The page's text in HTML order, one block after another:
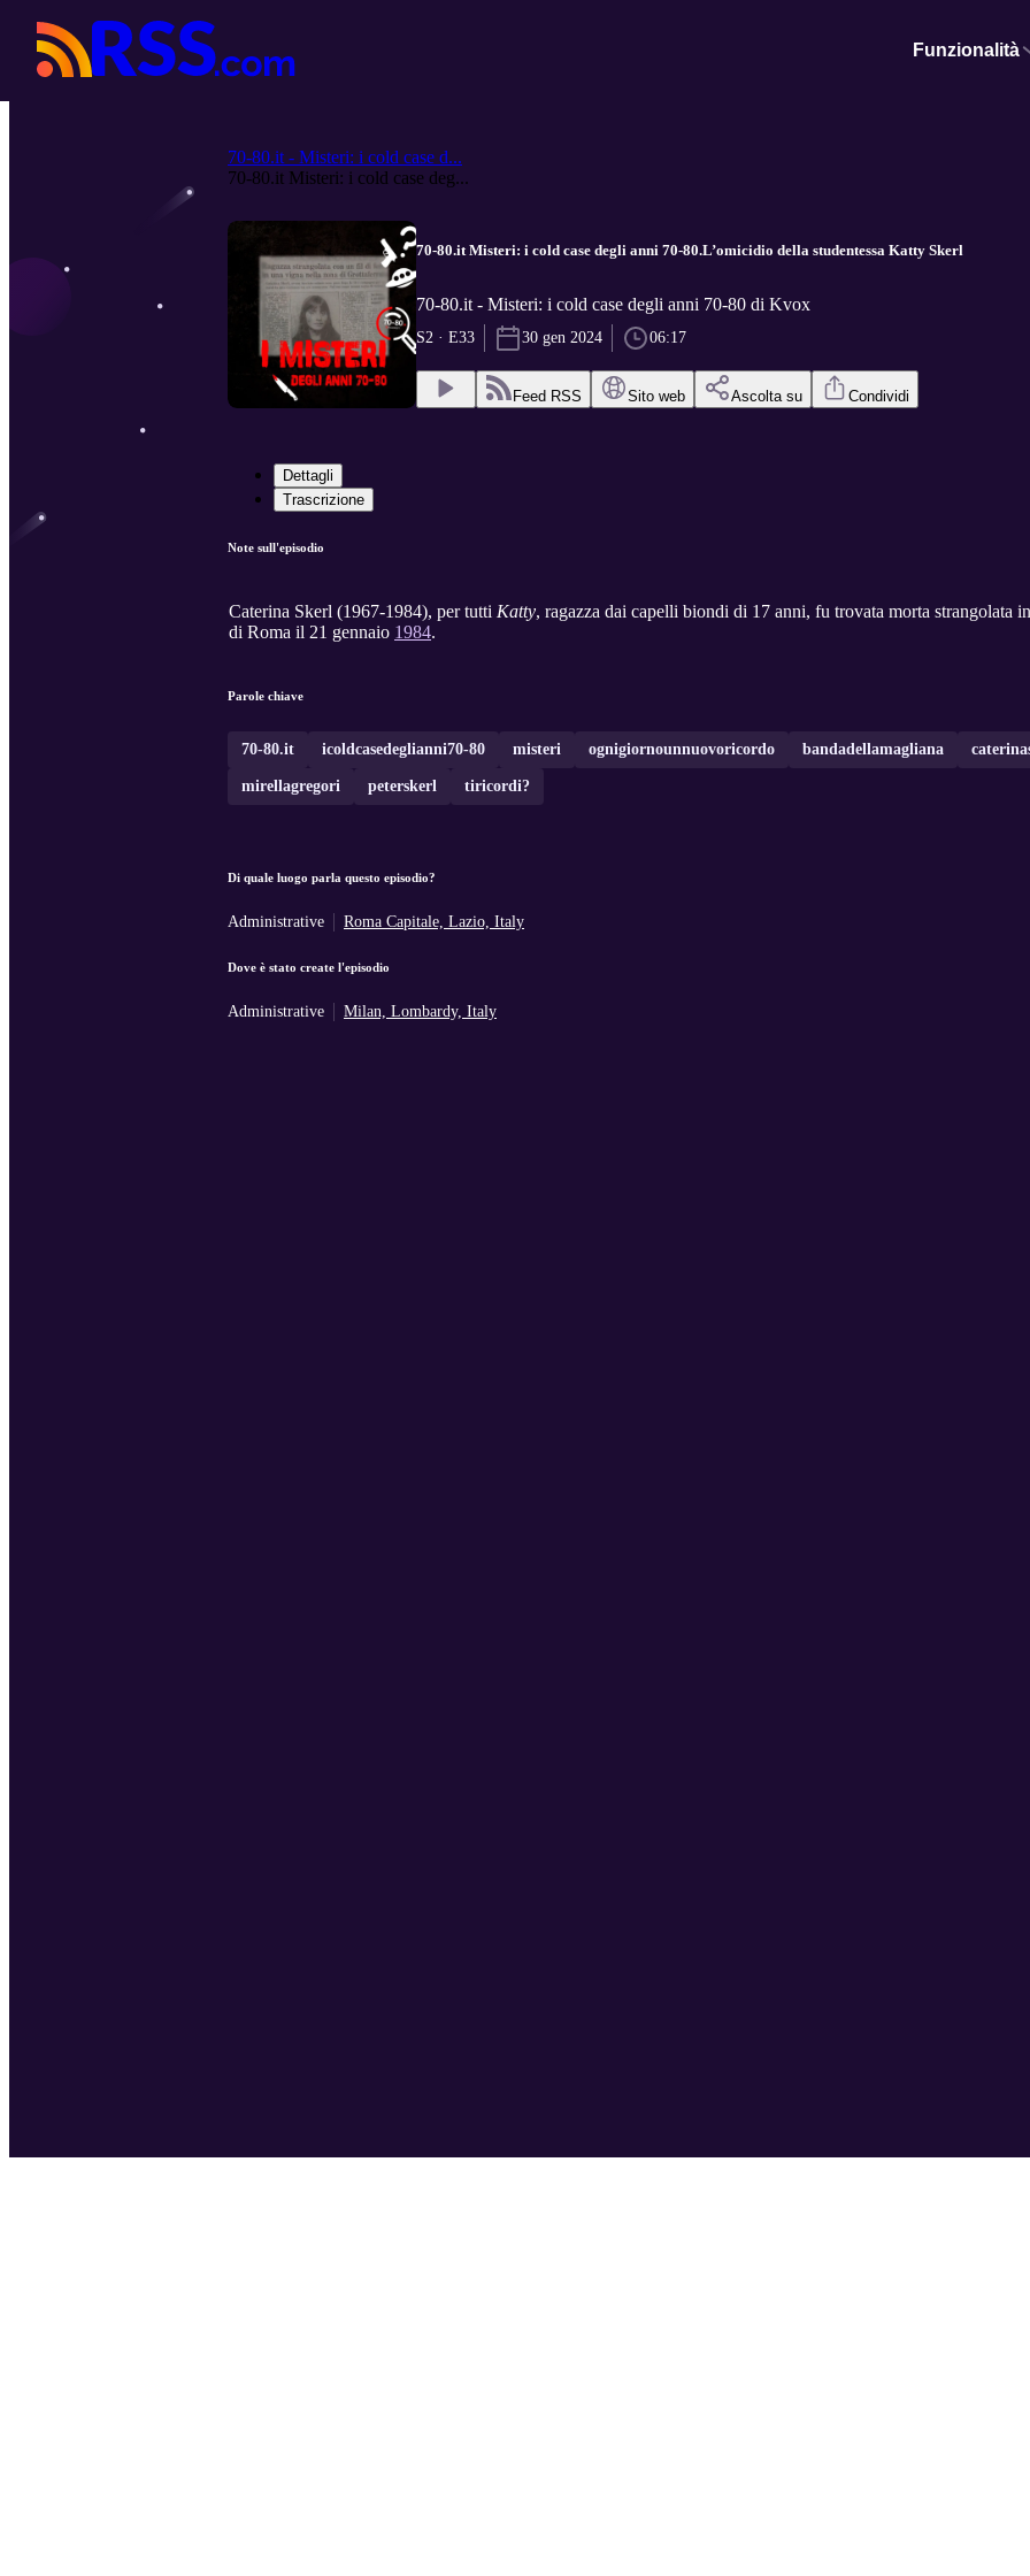
Funzionalità
70-80.it - Misteri: i cold case d...
70-80.it Misteri: i cold case deg...
70-80.it Misteri: i cold case degli anni 70-80.L’omicidio della studentessa Katty Skerl
70-80.it - Misteri: i cold case degli anni 70-80 di Kvox
S2 · E33 30 gen 2024 06:17
Feed RSS Sito web Ascolta su Condividi
Dettagli
Trascrizione
Note sull'episodio
Caterina Skerl (1967-1984), per tutti Katty, ragazza dai capelli biondi di 17 anni, fu trovata morta strangolata
di Roma il 21 gennaio 1984.
Parole chiave
70-80.it icoldcasedeglianni70-80 misteri ognigiornounnuovoricordo bandadellamagliana
mirellagregori peterskerl tiricordi?
Di quale luogo parla questo episodio?
Administrative Roma Capitale, Lazio, Italy
Dove è stato create l'episodio
Administrative Milan, Lombardy, Italy